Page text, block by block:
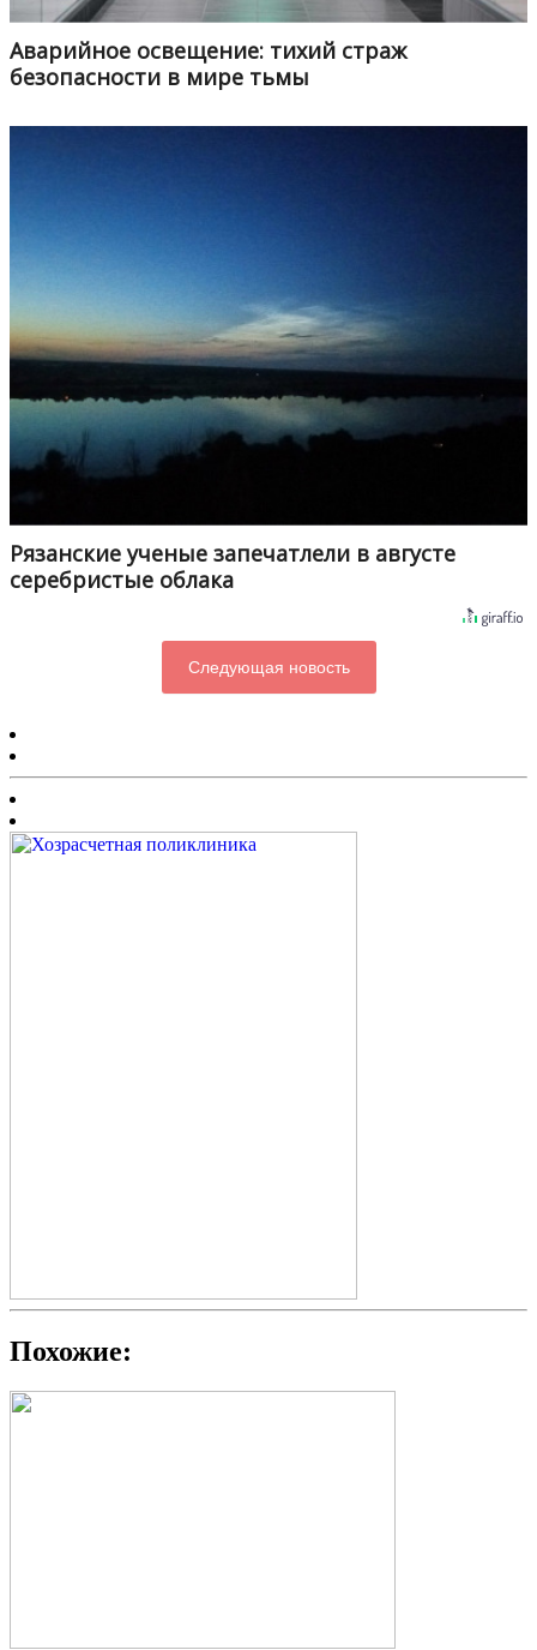
Аварийное освещение: тихий страж
безопасности в мире тьмы
Рязанские ученые запечатлели в августе
серебристые облака
Следующая новость
Похожие: